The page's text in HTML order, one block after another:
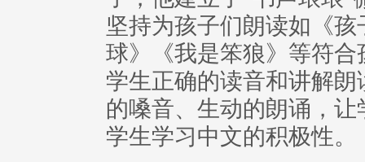
坚持为孩子们朗读如《
球》《我是笨狼》等符
学生正确的读音和讲解
的嗓音、生动的朗诵，
学生学习中文的积极性。